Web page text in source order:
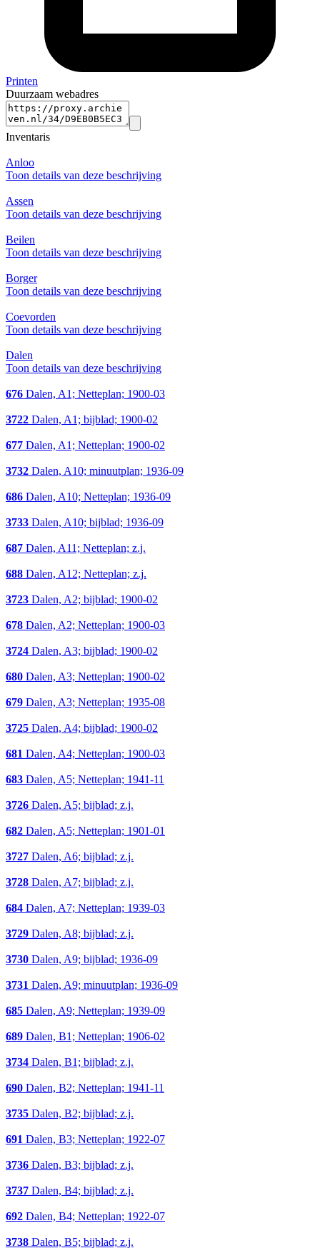
Printen
Duurzaam webadres
Inventaris
Anloo
Toon details van deze beschrijving
Assen
Toon details van deze beschrijving
Beilen
Toon details van deze beschrijving
Borger
Toon details van deze beschrijving
Coevorden
Toon details van deze beschrijving
Dalen
Toon details van deze beschrijving
676 Dalen, A1; Netteplan; 1900-03
3722 Dalen, A1; bijblad; 1900-02
677 Dalen, A1; Netteplan; 1900-02
3732 Dalen, A10; minuutplan; 1936-09
686 Dalen, A10; Netteplan; 1936-09
3733 Dalen, A10; bijblad; 1936-09
687 Dalen, A11; Netteplan; z.j.
688 Dalen, A12; Netteplan; z.j.
3723 Dalen, A2; bijblad; 1900-02
678 Dalen, A2; Netteplan; 1900-03
3724 Dalen, A3; bijblad; 1900-02
680 Dalen, A3; Netteplan; 1900-02
679 Dalen, A3; Netteplan; 1935-08
3725 Dalen, A4; bijblad; 1900-02
681 Dalen, A4; Netteplan; 1900-03
683 Dalen, A5; Netteplan; 1941-11
3726 Dalen, A5; bijblad; z.j.
682 Dalen, A5; Netteplan; 1901-01
3727 Dalen, A6; bijblad; z.j.
3728 Dalen, A7; bijblad; z.j.
684 Dalen, A7; Netteplan; 1939-03
3729 Dalen, A8; bijblad; z.j.
3730 Dalen, A9; bijblad; 1936-09
3731 Dalen, A9; minuutplan; 1936-09
685 Dalen, A9; Netteplan; 1939-09
689 Dalen, B1; Netteplan; 1906-02
3734 Dalen, B1; bijblad; z.j.
690 Dalen, B2; Netteplan; 1941-11
3735 Dalen, B2; bijblad; z.j.
691 Dalen, B3; Netteplan; 1922-07
3736 Dalen, B3; bijblad; z.j.
3737 Dalen, B4; bijblad; z.j.
692 Dalen, B4; Netteplan; 1922-07
3738 Dalen, B5; bijblad; z.j.